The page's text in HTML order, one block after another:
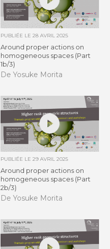
PUBLIÉE LE 28 AVRIL 2025
Around proper actions on
homogeneous spaces (Part
1b/3)
De Yosuke Morita
PUBLIÉE LE 29 AVRIL 2025
Around proper actions on
homogeneous spaces (Part
2b/3)
De Yosuke Morita